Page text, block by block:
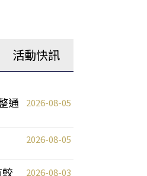
活動快訊
通
2026-08-05
2026-08-05
2026-08-03